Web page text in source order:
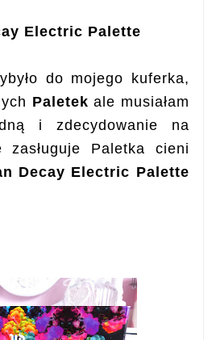
Electric Palette
do mojego kuferka,
Paletek ale musiałam
i zdecydowanie na
zasługuje Paletka cieni
Decay Electric Palette